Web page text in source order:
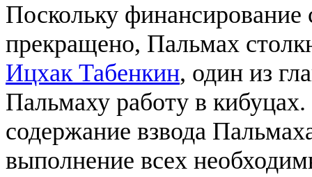
Поскольку
прекращено, Пальмах
Ицхак Табенкин, один из
Пальмаху работу в
содержание взвода
выполнение всех